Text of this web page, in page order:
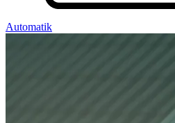
Automatik